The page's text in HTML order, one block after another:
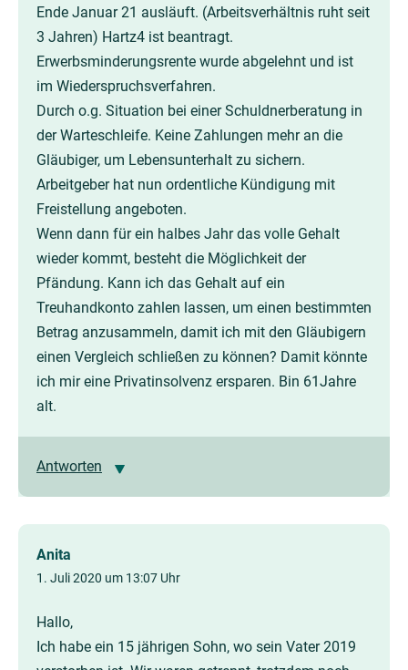
Ende Januar 21 ausläuft. (Arbeitsverhältnis ruht seit
3 Jahren) Hartz4 ist beantragt.
Erwerbsminderungsrente wurde abgelehnt und ist
im Wiederspruchsverfahren.
Durch o.g. Situation bei einer Schuldnerberatung in
der Warteschleife. Keine Zahlungen mehr an die
Gläubiger, um Lebensunterhalt zu sichern.
Arbeitgeber hat nun ordentliche Kündigung mit
Freistellung angeboten.
Wenn dann für ein halbes Jahr das volle Gehalt
wieder kommt, besteht die Möglichkeit der
Pfändung. Kann ich das Gehalt auf ein
Treuhandkonto zahlen lassen, um einen bestimmten
Betrag anzusammeln, damit ich mit den Gläubigern
einen Vergleich schließen zu können? Damit könnte
ich mir eine Privatinsolvenz ersparen. Bin 61Jahre
alt.
Antworten
Anita
1. Juli 2020 um 13:07 Uhr
Hallo,
Ich habe ein 15 jährigen Sohn, wo sein Vater 2019